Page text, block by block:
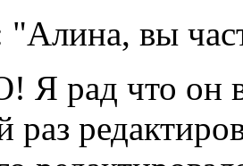
вы
рад что он
раз